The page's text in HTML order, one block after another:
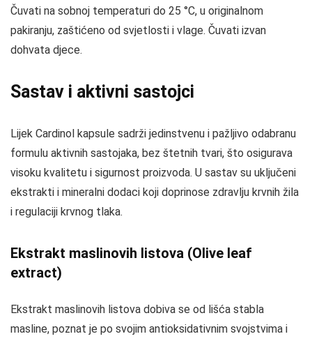
Čuvati na sobnoj temperaturi do 25 °C, u originalnom
pakiranju, zaštićeno od svjetlosti i vlage. Čuvati izvan
dohvata djece.
Sastav i aktivni sastojci
Lijek Cardinol kapsule sadrži jedinstvenu i pažljivo odabranu
formulu aktivnih sastojaka, bez štetnih tvari, što osigurava
visoku kvalitetu i sigurnost proizvoda. U sastav su uključeni
ekstrakti i mineralni dodaci koji doprinose zdravlju krvnih žila
i regulaciji krvnog tlaka.
Ekstrakt maslinovih listova (Olive leaf
extract)
Ekstrakt maslinovih listova dobiva se od lišća stabla
masline, poznat je po svojim antioksidativnim svojstvima i